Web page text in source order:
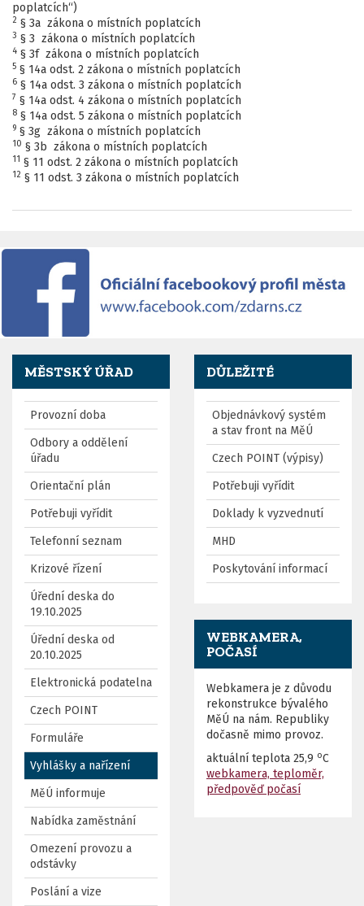
poplatcích“)
2 § 3a zákona o místních poplatcích
3 § 3 zákona o místních poplatcích
4 § 3f zákona o místních poplatcích
5 § 14a odst. 2 zákona o místních poplatcích
6 § 14a odst. 3 zákona o místních poplatcích
7 § 14a odst. 4 zákona o místních poplatcích
8 § 14a odst. 5 zákona o místních poplatcích
9 § 3g zákona o místních poplatcích
10 § 3b zákona o místních poplatcích
11 § 11 odst. 2 zákona o místních poplatcích
12 § 11 odst. 3 zákona o místních poplatcích
MĚSTSKÝ ÚŘAD
Provozní doba
Odbory a oddělení
úřadu
Orientační plán
Potřebuji vyřídit
Telefonní seznam
Krizové řízení
Úřední deska do
19.10.2025
Úřední deska od
20.10.2025
Elektronická podatelna
Czech POINT
Formuláře
Vyhlášky a nařízení
MěÚ informuje
Nabídka zaměstnání
Omezení provozu a
odstávky
Poslání a vize
DŮLEŽITÉ
Objednávkový systém
a stav front na MěÚ
Czech POINT (výpisy)
Potřebuji vyřídit
Doklady k vyzvednutí
MHD
Poskytování informací
WEBKAMERA,
POČASÍ
Webkamera je z důvodu
rekonstrukce bývalého
MěÚ na nám. Republiky
dočasně mimo provoz.
aktuální teplota 25,9 oC
webkamera, teploměr,
předpověď počasí